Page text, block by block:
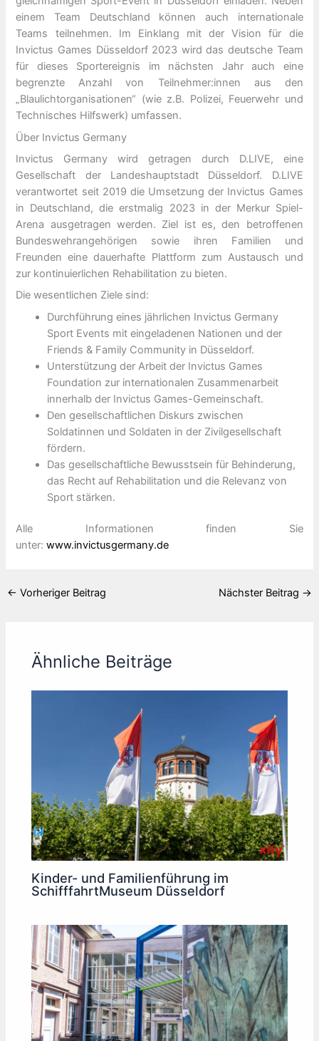
einem Team Deutschland können auch internationale
Teams teilnehmen. Im Einklang mit der Vision für die
Invictus Games Düsseldorf 2023 wird das deutsche Team
für dieses Sportereignis im nächsten Jahr auch eine
begrenzte Anzahl von Teilnehmer:innen aus den
„Blaulichtorganisationen“ (wie z.B. Polizei, Feuerwehr und
Technisches Hilfswerk) umfassen.
Über Invictus Germany
Invictus Germany wird getragen durch D.LIVE, eine
Gesellschaft der Landeshauptstadt Düsseldorf. D.LIVE
verantwortet seit 2019 die Umsetzung der Invictus Games
in Deutschland, die erstmalig 2023 in der Merkur Spiel-
Arena ausgetragen werden. Ziel ist es, den betroffenen
Bundeswehrangehörigen sowie ihren Familien und
Freunden eine dauerhafte Plattform zum Austausch und
zur kontinuierlichen Rehabilitation zu bieten.
Die wesentlichen Ziele sind:
Durchführung eines jährlichen Invictus Germany
Sport Events mit eingeladenen Nationen und der
Friends & Family Community in Düsseldorf.
Unterstützung der Arbeit der Invictus Games
Foundation zur internationalen Zusammenarbeit
innerhalb der Invictus Games-Gemeinschaft.
Den gesellschaftlichen Diskurs zwischen
Soldatinnen und Soldaten in der Zivilgesellschaft
fördern.
Das gesellschaftliche Bewusstsein für Behinderung,
das Recht auf Rehabilitation und die Relevanz von
Sport stärken.
Alle Informationen finden Sie
unter:www.invictusgermany.de
← Vorheriger Beitrag Nächster Beitrag →
Ähnliche Beiträge
Kinder- und Familienführung im
SchifffahrtMuseum Düsseldorf